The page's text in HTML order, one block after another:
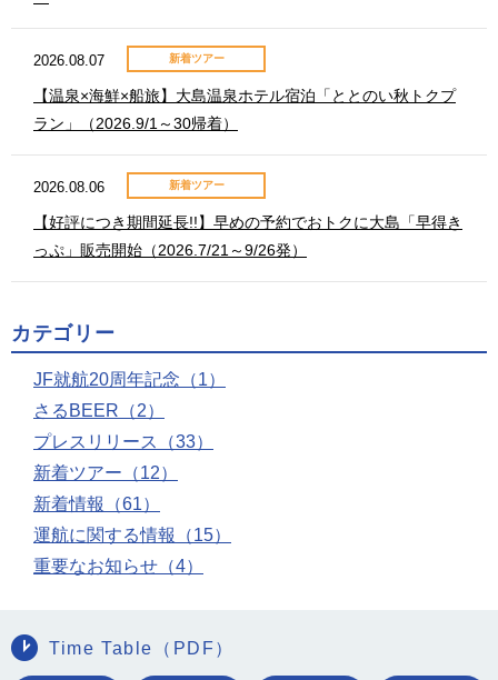
2026.08.07 新着ツアー
【温泉×海鮮×船旅】大島温泉ホテル宿泊「ととのい秋トクプ
ラン」（2026.9/1～30帰着）
2026.08.06 新着ツアー
【好評につき期間延長!!】早めの予約でおトクに大島「早得き
っぷ」販売開始（2026.7/21～9/26発）
カテゴリー
JF就航20周年記念（1）
さるBEER（2）
プレスリリース（33）
新着ツアー（12）
新着情報（61）
運航に関する情報（15）
重要なお知らせ（4）
Time Table（PDF）